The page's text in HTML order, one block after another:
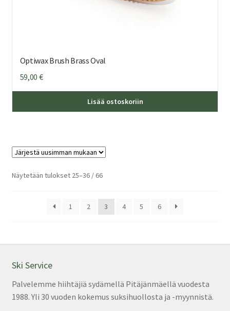
Optiwax Brush Brass Oval
59,00 €
Lisää ostoskoriin
Näytetään tulokset 25–36 / 66Sorted
latest
1
2 3 4 5 6
Ski Service
Palvelemme hiihtäjiä sydämellä Pitäjänmäellä vuodesta
1988. Yli 30 vuoden kokemus suksihuollosta ja -myynnistä.